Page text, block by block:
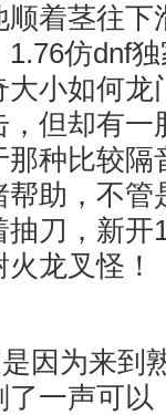
着茎往下
仿dnf
小如何龙
但却有一
种比较隔
助，不管
刀，新开
龙叉怪！
因为来到
一声可以